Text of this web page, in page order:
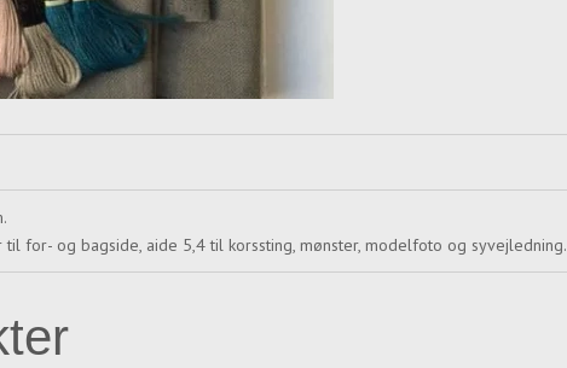
for- og bagside, aide 5,4 til korssting, mønster, modelfoto og syvejledning.